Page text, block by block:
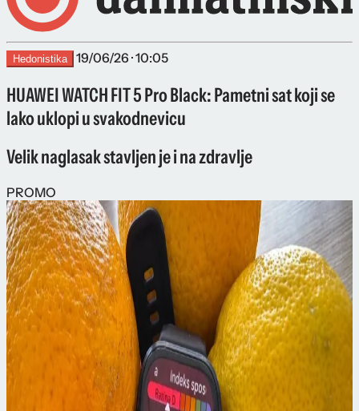
Hedonistika 19/06/26 · 10:05
HUAWEI WATCH FIT 5 Pro Black: Pametni sat koji se
lako uklopi u svakodnevicu
Velik naglasak stavljen je i na zdravlje
PROMO